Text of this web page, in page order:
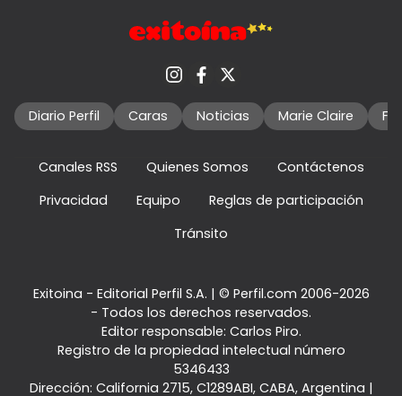
Diario Perfil Caras Noticias Marie Claire
Canales RSS Quienes Somos
Contáctenos
Privacidad
Equipo
Reglas de participación
Tránsito
Exitoina - Editorial Perfil S.A. | © Perfil.com 2006-2026
- Todos los derechos reservados.
Editor responsable: Carlos Piro.
Registro de la propiedad intelectual número
5346433
Dirección: California 2715, C1289ABI, CABA, Argentina |